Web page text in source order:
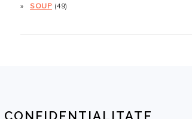
SOUP (49)
CONFIDENTIALITATE